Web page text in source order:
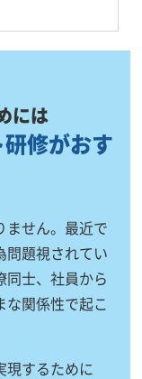
には
修がおす
ません。最近で
問題視されてい
同士、社員から
関係性で起こ
現するために